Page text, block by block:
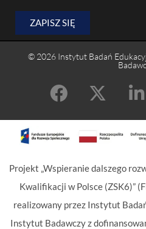
ZAPISZ SIĘ
© 2026 Instytut Badań
Projekt „Wspieranie dalszego
Kwalifikacji w Polsce (ZSK6)”
realizowany przez Instytut
Instytut Badawczy z